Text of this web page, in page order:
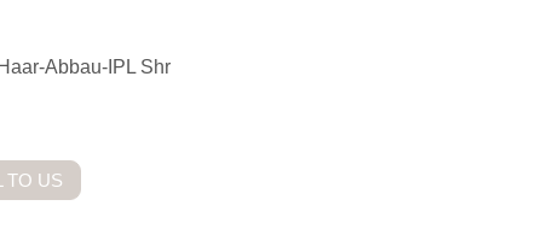
des Haar-Abbau-IPL Shr
TO US